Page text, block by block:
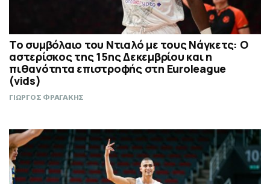
Το συμβόλαιο του Ντιαλό με τους Νάγκετς: Ο
αστερίσκος της 15ης Δεκεμβρίου και η
πιθανότητα επιστροφής στη Euroleague
(vids)
ΓΙΩΡΓΟΣ ΦΡΑΓΑΚΗΣ